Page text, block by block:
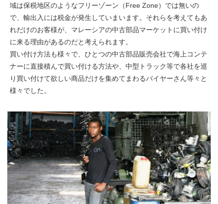
域は保税地区のようなフリーゾーン（Free Zone）では無いの
で、輸出入には税金が発生していまいます。それらを考えてもあ
れだけのお客様が、マレーシアの中古部品マーケットに買い付け
に来る理由があるのだと考えられます。
買い付け方法も様々で、ひとつの中古部品販売会社で海上コンテ
ナーに直接積んで買い付ける方法や、中型トラック等で各社を巡
り買い付けて欲しい商品だけを集めてまわるバイヤーさん等々と
様々でした。